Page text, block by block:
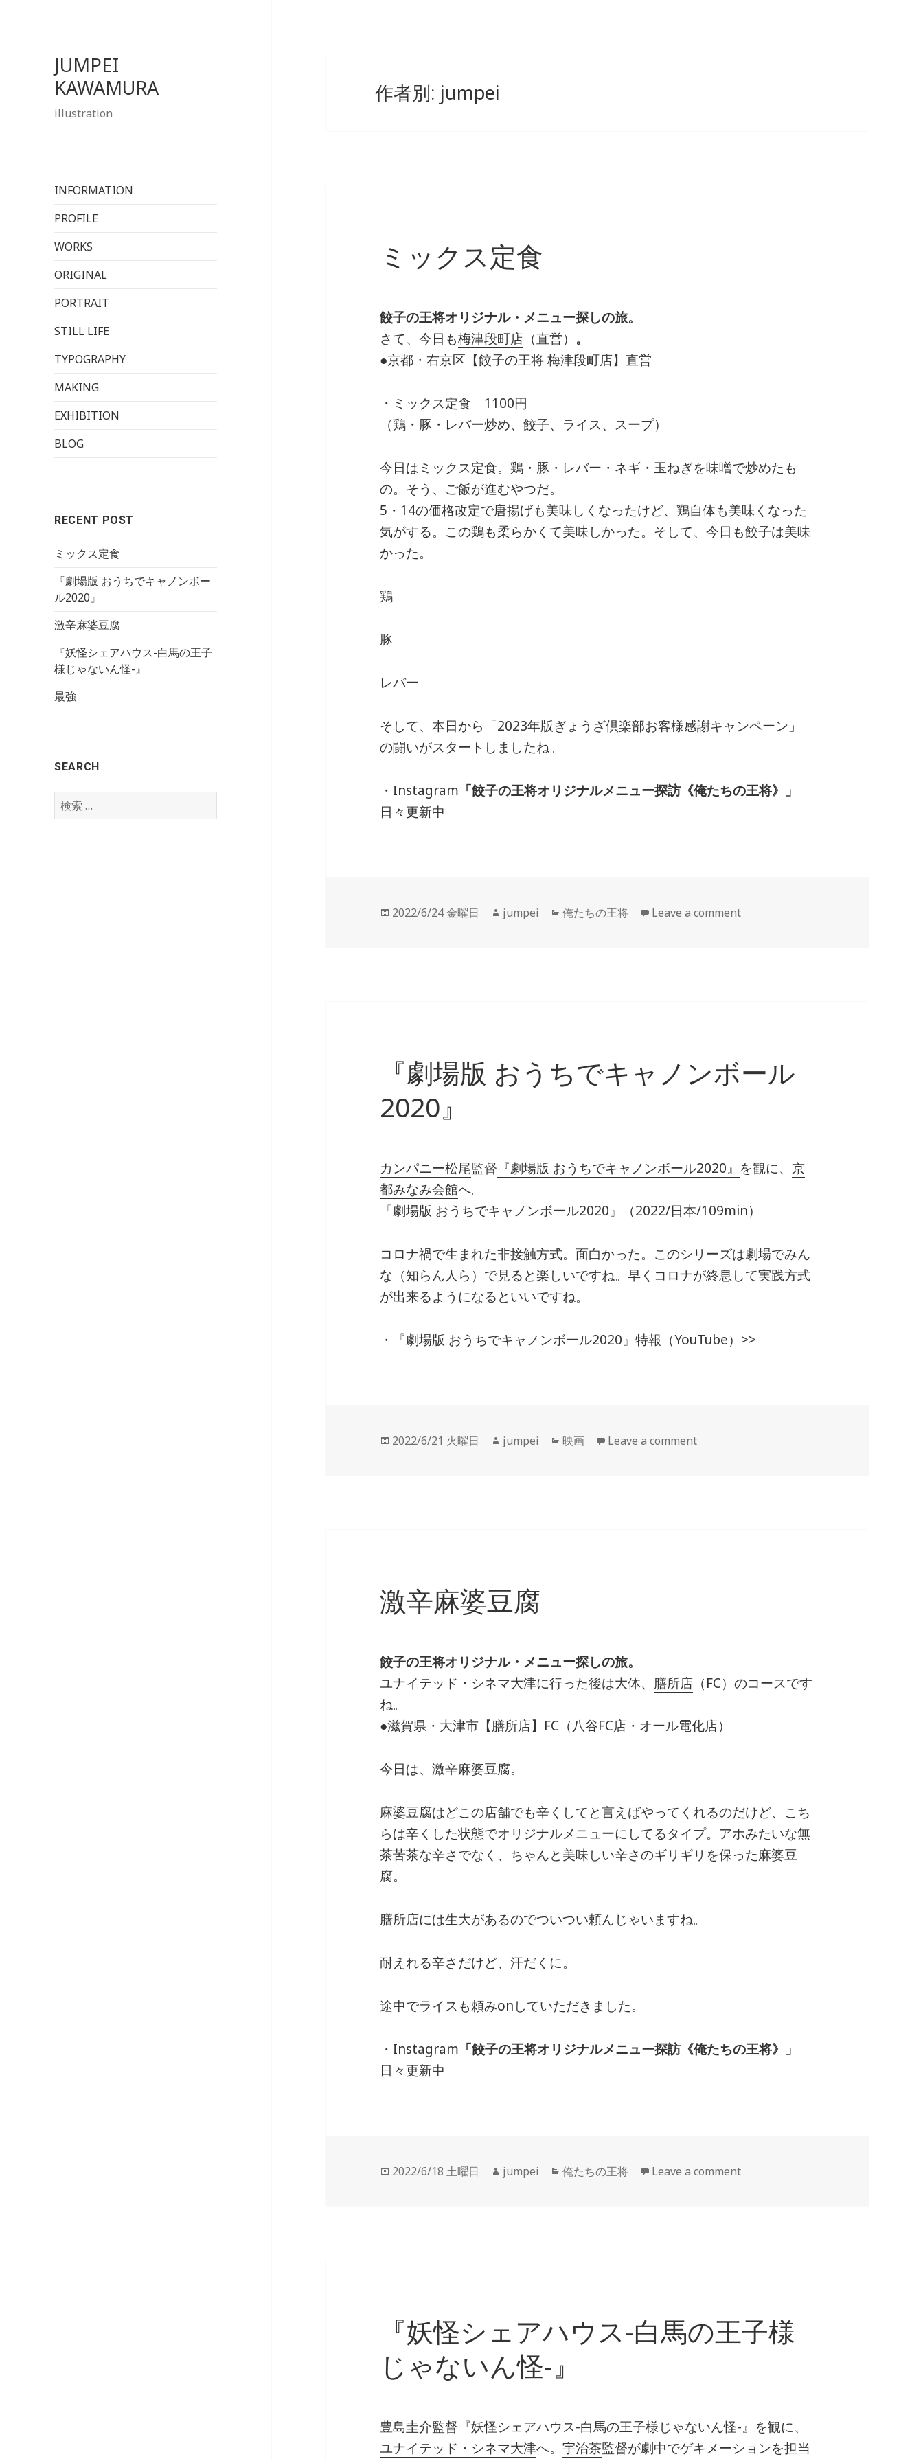
JUMPEI
KAWAMURA
illustration
INFORMATION
PROFILE
WORKS
ORIGINAL
PORTRAIT
STILL LIFE
TYPOGRAPHY
MAKING
EXHIBITION
BLOG
RECENT POST
ミックス定食
『劇場版 おうちでキャノンボー
ル2020』
激辛麻婆豆腐
『妖怪シェアハウス-白馬の王子
様じゃないん怪-』
最強
SEARCH
検
索
作者別: jumpei
ミックス定食
餃子の王将オリジナル・メニュー探しの旅。
さて、今日も梅津段町店 （直営） 。
●京都・右京区【餃子の王将 梅津段町店】直営
・ミックス定食 1100円
（鶏・豚・レバー炒め、餃子、ライス、スープ）
今日はミックス定食。鶏・豚・レバー・ネギ・玉ねぎを味噌で炒めたも
の。そう、ご飯が進むやつだ。
5・14の価格改定で唐揚げも美味しくなったけど、鶏自体も美味くなった
気がする。この鶏も柔らかくて美味しかった。そして、今日も餃子は美味
かった。
鶏
豚
レバー
そして、本日から「2023年版ぎょうざ倶楽部お客様感謝キャンペーン」
の闘いがスタートしましたね。
・Instagram 「餃子の王将オリジナルメニュー探訪《俺たちの王将》」
日々更新中
投
2022/6/24 金曜日
作
jumpei
カ
俺たちの王将 Leave a comment
『劇場版 おうちでキャノンボール
2020』
カンパニー松尾監督 『劇場版 おうちでキャノンボール2020』 を観に、京
都みなみ会館へ。
『劇場版 おうちでキャノンボール2020』（2022/日本/109min）
コロナ禍で生まれた非接触方式。面白かった。このシリーズは劇場でみん
な（知らん人ら）で見ると楽しいですね。早くコロナが終息して実践方式
が出来るようになるといいですね。
・ 『劇場版 おうちでキャノンボール2020』特報（YouTube）>>
投
2022/6/21 火曜日
作
jumpei
カ
映画 Leave a comment
激辛麻婆豆腐
餃子の王将オリジナル・メニュー探しの旅。
ユナイテッド・シネマ大津に行った後は大体、 膳所店 （FC）のコースです
ね。
●滋賀県・大津市【膳所店】FC（八谷FC店・オール電化店）
今日は、激辛麻婆豆腐。
麻婆豆腐はどこの店舗でも辛くしてと言えばやってくれるのだけど、こち
らは辛くした状態でオリジナルメニューにしてるタイプ。アホみたいな無
茶苦茶な辛さでなく、ちゃんと美味しい辛さのギリギリを保った麻婆豆
腐。
膳所店には生大があるのでついつい頼んじゃいますね。
耐えれる辛さだけど、汗だくに。
途中でライスも頼みonしていただきました。
・Instagram 「餃子の王将オリジナルメニュー探訪《俺たちの王将》」
日々更新中
投
2022/6/18 土曜日
作
jumpei
カ
俺たちの王将 Leave a comment
『妖怪シェアハウス-白馬の王子様
じゃないん怪-』
豊島圭介監督 『妖怪シェアハウス-白馬の王子様じゃないん怪-』 を観に、
ユナイテッド・シネマ大津へ。宇治茶監督が劇中でゲキメーションを担当